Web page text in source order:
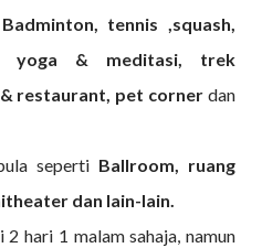
tennis ,squash,
yoga & meditasi, trek
restaurant, pet corner dan
seperti Ballroom, ruang
dan lain-lain.
hari 1 malam sahaja, namun